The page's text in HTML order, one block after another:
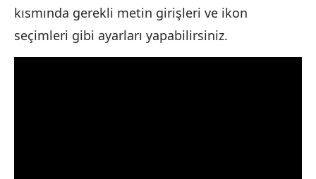
kısmında gerekli metin girişleri ve ikon
seçimleri gibi ayarları yapabilirsiniz.